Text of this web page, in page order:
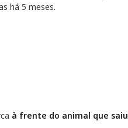
há 5 meses.
à frente do animal que saiu